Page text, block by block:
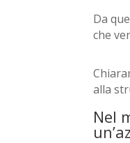
Da
che
alla
Nel